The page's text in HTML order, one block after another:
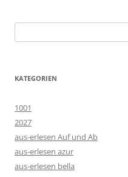
nach:
KATEGORIEN
1001
2027
aus-erlesen Auf und Ab
aus-erlesen azur
aus-erlesen bella